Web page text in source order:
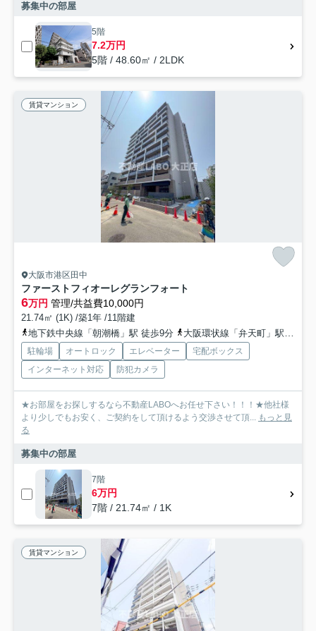
募集中の部屋
5階
7.2万円
5階 / 48.60㎡ / 2LDK
賃貸マンション
大阪市港区田中
ファーストフィオーレグランフォート
6万円 管理/共益費10,000円
21.74㎡ (1K) /築1年 /11階建
地下鉄中央線「朝潮橋」駅 徒歩9分
大阪環状線「弁天町」駅 徒歩23分
駐輪場 オートロック エレベーター
宅配ボックス
インターネット対応
防犯カメラ
★お部屋をお探しするなら不動産LABOへお任せ下さい！！！★他社様
より少しでもお安く、ご契約をして頂けるよう交渉させて頂... もっと見
る
募集中の部屋
7階
6万円
7階 / 21.74㎡ / 1K
賃貸マンション